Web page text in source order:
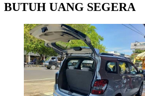
BUTUH UANG SEGERA